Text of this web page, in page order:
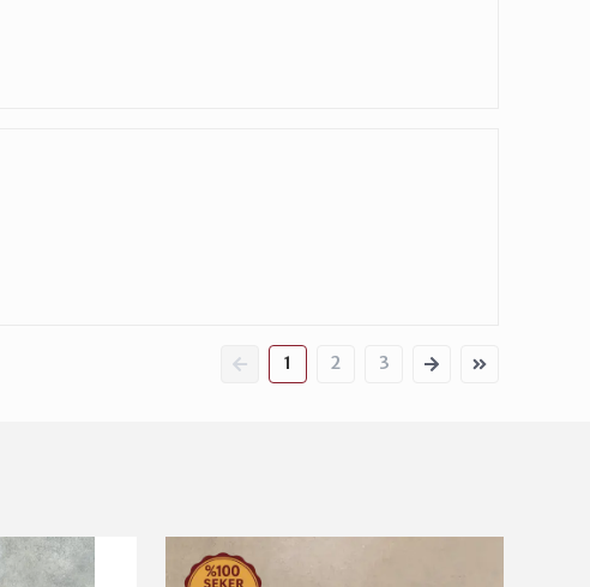
1 2 3